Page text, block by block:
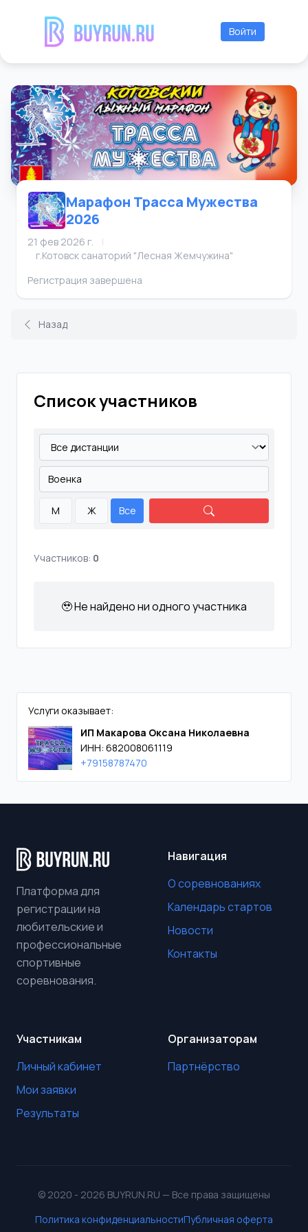
Войти
Марафон Трасса Мужества
2026
21 фев 2026 г.
|
г.Котовск санаторий "Лесная Жемчужина"
Регистрация завершена
Назад
Список участников
М Ж Все
Участников: 0
🥹 Не найдено ни одного участника
Услуги оказывает:
ИП Макарова Оксана Николаевна
ИНН: 682008061119
+79158787470
Платформа для
регистрации на
любительские и
профессиональные
спортивные
соревнования.
Навигация
О соревнованиях
Календарь стартов
Новости
Контакты
Участникам
Личный кабинет
Мои заявки
Результаты
Организаторам
Партнёрство
© 2020 - 2026 BUYRUN.RU — Все права защищены
Политика конфиденциальностиПубличная оферта